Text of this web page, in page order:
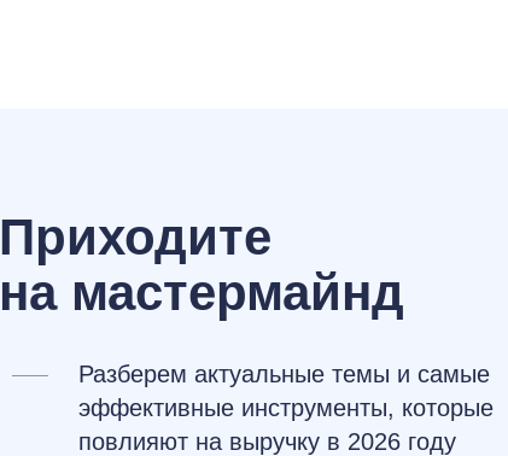
Приходите
на мастермайнд
Разберем актуальные темы и самые
эффективные инструменты, которые
повлияют на выручку в 2026 году